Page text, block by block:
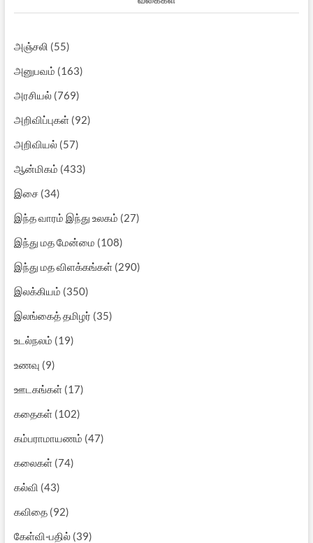
அஞ்சலி (55)
அனுபவம் (163)
அரசியல்(769)
அறிவிப்புகள்(92)
அறிவியல்(57)
ஆன்மிகம் (433)
இசை(34)
இந்த வாரம் இந்து உலகம் (27)
இந்து மத மேன்மை (108)
இந்து மத விளக்கங்கள்(290)
இலக்கியம் (350)
இலங்கைத் தமிழர் (35)
உடல்நலம் (19)
உணவு (9)
ஊடகங்கள்(17)
கதைகள்(102)
கம்பராமாயணம் (47)
கலைகள்(74)
கல்வி (43)
கவிதை(92)
கேள்வி-பதில்(39)